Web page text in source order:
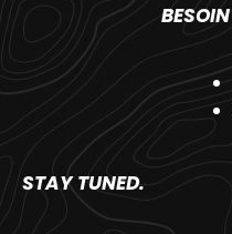
STAY TUNED.